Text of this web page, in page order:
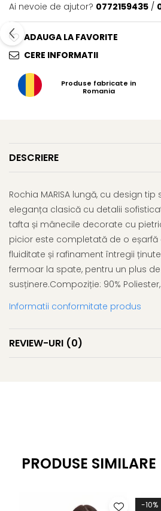
Ai nevoie de ajutor? 0772159435 /
ADAUGA LA FAVORITE
CERE INFORMATII
Produse fabricate in
Romania
DESCRIERE
Rochia MARISA lungă, cu design
eleganța clasică cu detalii
tafta și mânecile decorate cu
picior este completată de o
fluiditate și rafinament întregii
fermoar la spate, pentru un plus
susținere.Compoziție: 90% Poliester,
Informatii conformitate produs
REVIEW-URI (0)
PRODUSE SIMILARE
-10%